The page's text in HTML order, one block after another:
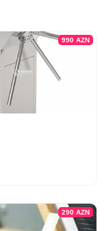
990 AZN
290 AZN